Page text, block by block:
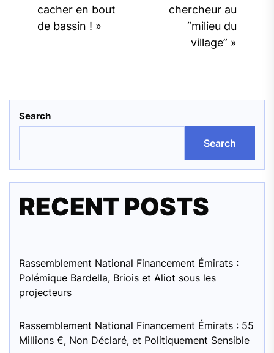
post:cacher en bout
de bassin ! »
chercheur au
“milieu du
village” »
Search
Search
RECENT POSTS
Rassemblement National Financement Émirats :
Polémique Bardella, Briois et Aliot sous les
projecteurs
Rassemblement National Financement Émirats : 55
Millions €, Non Déclaré, et Politiquement Sensible